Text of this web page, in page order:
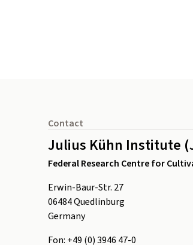
Contact
Julius Kühn Institute
Federal Research Centre for
Erwin-Baur-Str. 27
06484Quedlinburg
Germany
Fon: +49 (0) 3946 47-0